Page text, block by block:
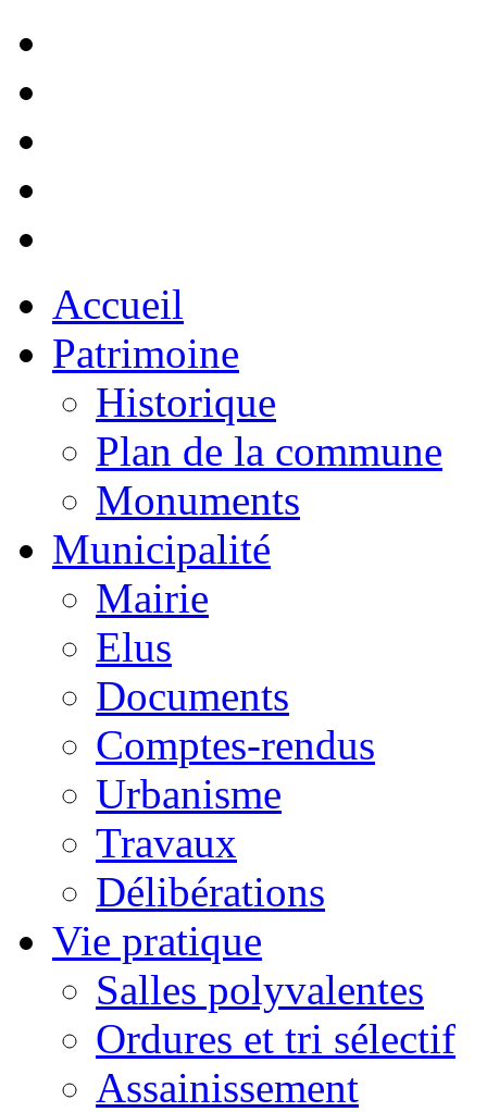
Accueil
Patrimoine
Historique
Plan de la commune
Monuments
Municipalité
Mairie
Elus
Documents
Comptes-rendus
Urbanisme
Travaux
Délibérations
Vie pratique
Salles polyvalentes
Ordures et tri sélectif
Assainissement